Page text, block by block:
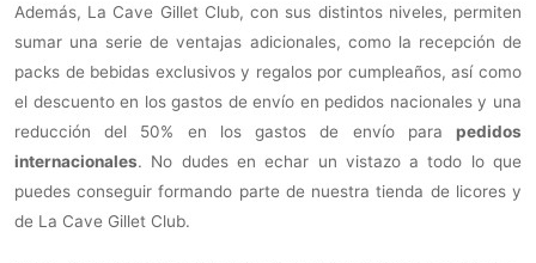
Además, La Cave Gillet Club, con sus distintos niveles, permiten
sumar una serie de ventajas adicionales, como la recepción de
packs de bebidas exclusivos y regalos por cumpleaños, así como
el descuento en los gastos de envío en pedidos nacionales y una
reducción del 50% en los gastos de envío para pedidos
internacionales. No dudes en echar un vistazo a todo lo que
puedes conseguir formando parte de nuestra tienda de licores y
de La Cave Gillet Club.